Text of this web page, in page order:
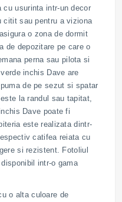
cu usurinta intr-un decor
citit sau pentru a viziona
o zona de dormit
de depozitare pe care o
perna sau pilota si
inchis Dave are
de pe sezut si spatar
la randul sau tapitat,
Dave poate fi
este realizata dintr-
catifea reiata cu
si rezistent. Fotoliul
intr-o gama
o alta culoare de